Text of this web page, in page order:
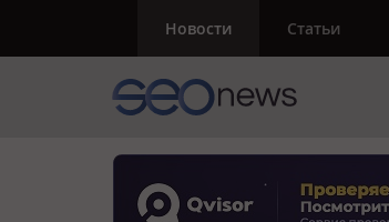
Новости Статьи